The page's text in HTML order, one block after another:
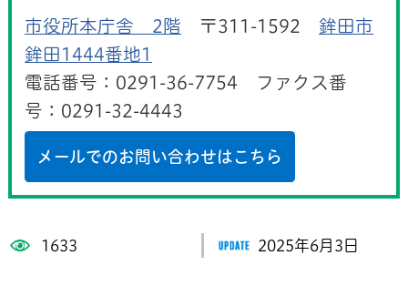
市役所本庁舎 2階 〒311-1592 鉾田市
鉾田1444番地1
電話番号：0291-36-7754 ファクス番
号：0291-32-4443
メールでのお問い合わせはこちら
1633 2025年6月3日